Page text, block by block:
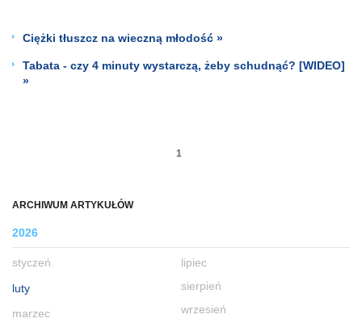
ARCHIWUM ARTYKUŁÓW
2026
styczeń
luty
marzec
lipiec
sierpień
wrzesień
Ciężki tłuszcz na wieczną młodość »
Tabata - czy 4 minuty wystarczą, żeby schudnąć? [WIDEO]
»
1